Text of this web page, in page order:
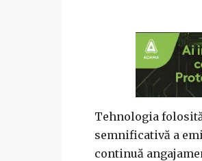
Tehnologia
semnificativă a
continuă